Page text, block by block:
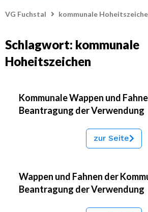
VG Fuchstal kommunale
Schlagwort: kommunale
Hoheitszeichen
Kommunale Wappen und
Beantragung der Verwendung
zur Seite
Wappen und Fahnen der
Beantragung der Verwendung